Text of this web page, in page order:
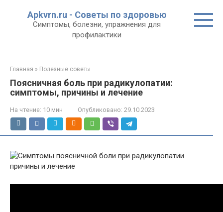
Apkvrn.ru - Советы по здоровью
Симптомы, болезни, упражнения для
профилактики
Главная » Полезные советы
Поясничная боль при радикулопатии:
симптомы, причины и лечение
На чтение: 10 мин Опубликовано: 29.10.2023